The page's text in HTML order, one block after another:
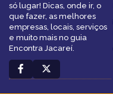
só lugar! Dicas, onde ir, o
que fazer, as melhores
empresas, locais, serviços
e muito mais no guia
Encontra Jacareí.